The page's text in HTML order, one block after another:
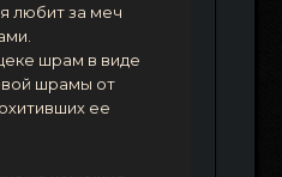
любит за меч
шрам в виде
шрамы от
ее